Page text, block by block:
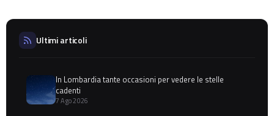
Ultimi articoli
In Lombardia tante occasioni per vedere le stelle
cadenti
7 Ago 2026